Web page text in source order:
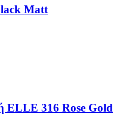
Matt
ELLE 316 Rose Gold